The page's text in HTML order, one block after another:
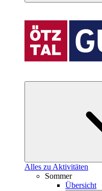
Alles zu Aktivitäten
Sommer
Übersicht